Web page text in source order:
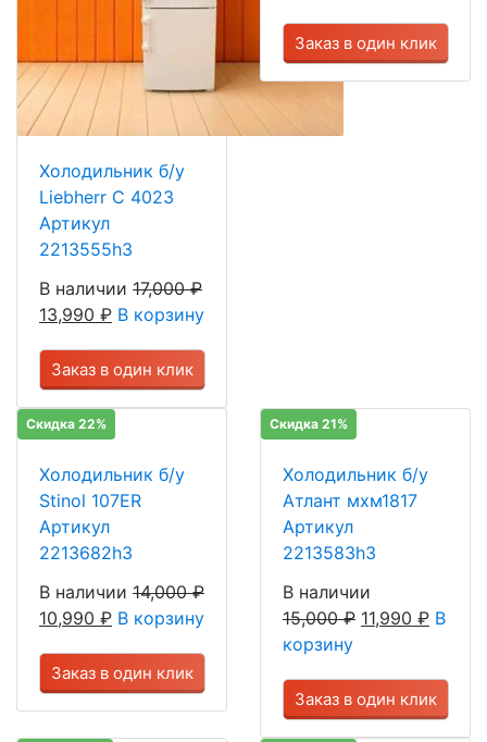
Холодильник б/у
Liebherr C 4023
Артикул
2213555h3
В наличии 17,000₽
13,990 ₽ В корзину
Заказ в один клик
Заказ в один клик
Скидка 22%
Холодильник б/у
Stinol 107ER
Артикул
2213682h3
В наличии 14,000₽
10,990 ₽ В корзину
Заказ в один клик
Скидка 21%
Холодильник б/у
Атлант мхм1817
Артикул
2213583h3
В наличии
15,000₽ 11,990 ₽ В
корзину
Заказ в один клик